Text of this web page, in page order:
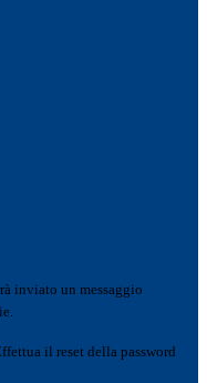
inviato un messaggio
il reset della password